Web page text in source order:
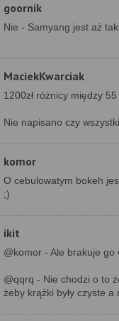
goornik
Nie - Samyang jest aż
MaciekKwarciak
1200zł różnicy między
Nie napisano czy
komor
O cebulowatym bokeh
;)
ikit
@komor - Ale brakuje go
@qqrq - Nie chodzi o to
żeby krążki były czyste